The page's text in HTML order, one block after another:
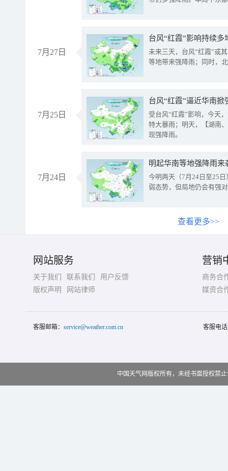
7月27日
台风“红霞”影响持续
未来三天，台风“红霞”或
等地带来强降雨；同时，
7月25日
台风“红霞”逼近华南
受台风“红霞”影响，今天
特大暴雨；明天，【湖南
现强降雨。
7月24日
明起华南等地强降雨
今明两天（7月24日至25
弱态势，但局地仍会有强
查看更多>>
网站服务
关于我们 联系我们
用户反馈
版权声明
网站律师
营销
商务合
媒资合
客服邮箱： service@weather.com.cn 客服电
中国天气网版权所有，未经书面授权